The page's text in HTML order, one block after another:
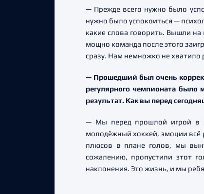
— Прежде всего нужно было
нужно было успокоиться —
какие слова говорить. Вышли
мощно команда после этого
сразу. Нам немножко не
— Прошедший был очень
регулярного чемпионата было
результат. Как вы перед
— Мы перед прошлой игрой в
молодёжный хоккей, эмоции всё
плюсов в плане голов, мы
сожалению, пропустили этот
наклонения. Это жизнь, и мы